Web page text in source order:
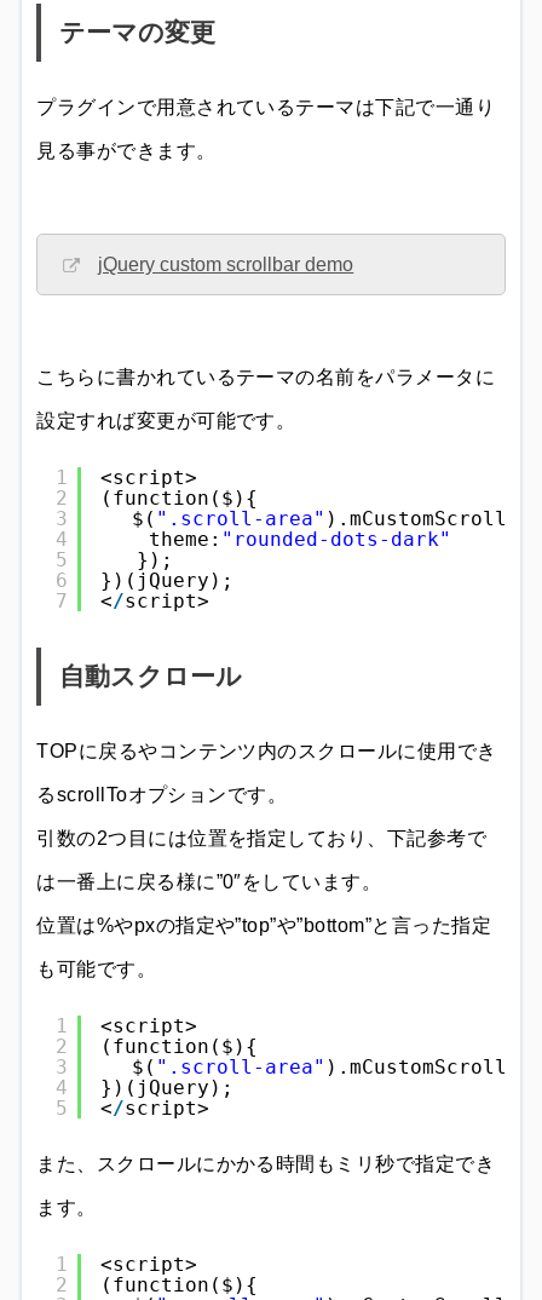
テーマの変更
プラグインで用意されているテーマは下記で一通り
見る事ができます。
jQuery custom scrollbar demo
こちらに書かれているテーマの名前をパラメータに
設定すれば変更が可能です。
1
2
3
4
5
6
7
<script>
(function($){
$( ".scroll-area"
theme: "rounded-dots-dark"
});
})(jQuery);
</script>
自動スクロール
TOPに戻るやコンテンツ内のスクロールに使用でき
るscrollToオプションです。
引数の2つ目には位置を指定しており、下記参考で
は一番上に戻る様に”0″をしています。
位置は%やpxの指定や”top”や”bottom”と言った指定
も可能です。
1
2
3
4
5
<script>
(function($){
$( ".scroll-area"
})(jQuery);
</script>
また、スクロールにかかる時間もミリ秒で指定でき
ます。
1
2
<script>
(function($){